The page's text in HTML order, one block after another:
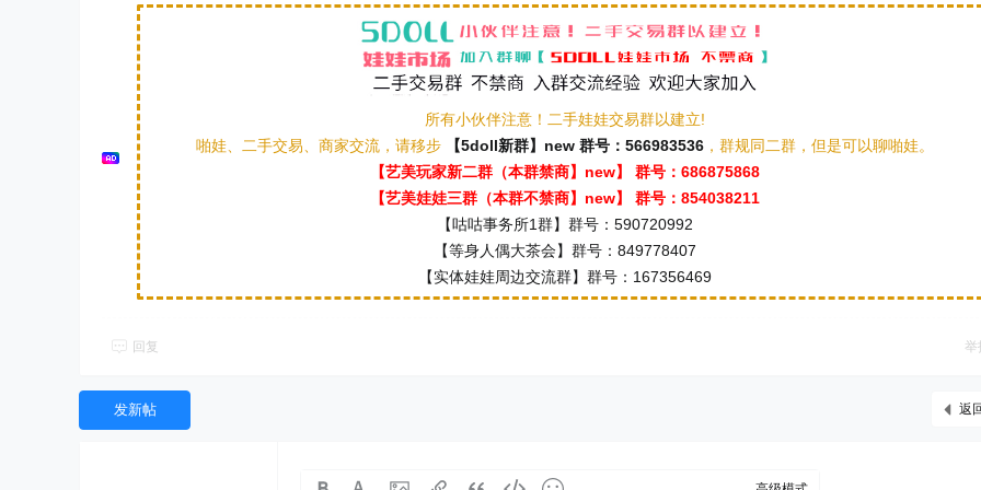
所有小伙伴注意！二手娃娃交易群以建立!
啪娃、二手交易、商家交流，请移步
【5doll新群】new 群号：566983536 ，群规同二群，但是可以聊啪娃。
【艺美玩家新二群（本群禁商】new】 群号：686875868
【艺美娃娃三群（本群不禁商】new】 群号：854038211
【咕咕事务所1群】群号：590720992
【等身人偶大茶会】群号：849778407
【实体娃娃周边交流群】群号：167356469
回复 举
返
发新帖